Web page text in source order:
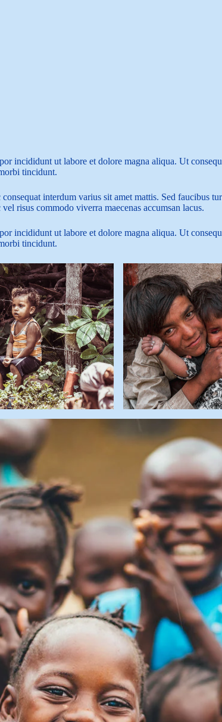
incididunt ut labore et dolore magna aliqua. Ut
tincidunt.
interdum varius sit amet mattis. Sed faucibus
risus commodo viverra maecenas accumsan lacus.
incididunt ut labore et dolore magna aliqua. Ut
tincidunt.